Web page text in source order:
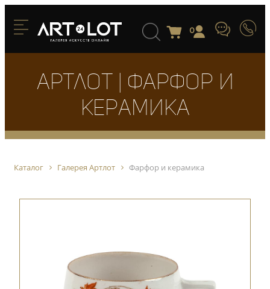
0
Артлот | Фарфор и
керамика
Каталог Галерея Артлот Фарфор и керамика